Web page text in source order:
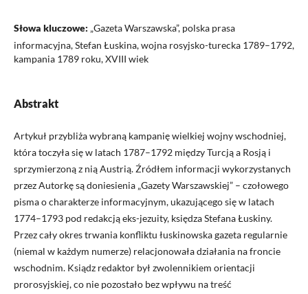
Słowa kluczowe: „Gazeta Warszawska”, polska prasa
informacyjna, Stefan Łuskina, wojna rosyjsko-turecka 1789–1792,
kampania 1789 roku, XVIII wiek
Abstrakt
Artykuł przybliża wybraną kampanię wielkiej wojny wschodniej,
która toczyła się w latach 1787–1792 między Turcją a Rosją i
sprzymierzoną z nią Austrią. Źródłem informacji wykorzystanych
przez Autorkę są doniesienia „Gazety Warszawskiej” – czołowego
pisma o charakterze informacyjnym, ukazującego się w latach
1774–1793 pod redakcją eks-jezuity, księdza Stefana Łuskiny.
Przez cały okres trwania konfliktu łuskinowska gazeta regularnie
(niemal w każdym numerze) relacjonowała działania na froncie
wschodnim. Ksiądz redaktor był zwolennikiem orientacji
prorosyjskiej, co nie pozostało bez wpływu na treść